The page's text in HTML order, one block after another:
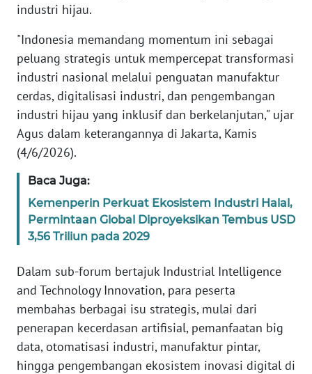
industri hijau.
"Indonesia memandang momentum ini sebagai
peluang strategis untuk mempercepat transformasi
industri nasional melalui penguatan manufaktur
cerdas, digitalisasi industri, dan pengembangan
industri hijau yang inklusif dan berkelanjutan," ujar
Agus dalam keterangannya di Jakarta, Kamis
(4/6/2026).
Baca Juga:
Kemenperin Perkuat Ekosistem Industri Halal,
Permintaan Global Diproyeksikan Tembus USD
3,56 Triliun pada 2029
Dalam sub-forum bertajuk Industrial Intelligence
and Technology Innovation, para peserta
membahas berbagai isu strategis, mulai dari
penerapan kecerdasan artifisial, pemanfaatan big
data, otomatisasi industri, manufaktur pintar,
hingga pengembangan ekosistem inovasi digital di
WN
JABAR
BANTEN
WN
NTT
WN
KEPRI
WN
PAPUA
WN
PAPUA
BARAT
WN
RIAU